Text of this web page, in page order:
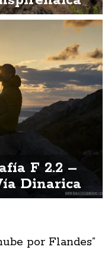
F 2.2 –
Dinarica
por Flandes”